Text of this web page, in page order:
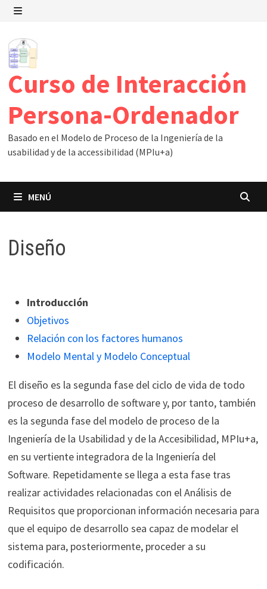
Saltar
contenido
Curso de Interacción
Persona-Ordenador
Basado en el Modelo de Proceso de la Ingeniería de la
usabilidad y de la accessibilidad (MPIu+a)
MENÚ
Diseño
Introducción
Objetivos
Relación con los factores humanos
Modelo Mental y Modelo Conceptual
El diseño es la segunda fase del ciclo de vida de todo
proceso de desarrollo de software y, por tanto, también
es la segunda fase del modelo de proceso de la
Ingeniería de la Usabilidad y de la Accesibilidad, MPIu+a,
en su vertiente integradora de la Ingeniería del
Software. Repetidamente se llega a esta fase tras
realizar actividades relacionadas con el Análisis de
Requisitos que proporcionan información necesaria para
que el equipo de desarrollo sea capaz de modelar el
sistema para, posteriormente, proceder a su
codificación.